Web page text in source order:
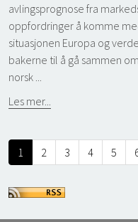
avlingsprognose fra
oppfordringer å komme
situasjonen Europa og
bakerne til å gå sammen
norsk ...
Les mer...
1 2 3 4 5